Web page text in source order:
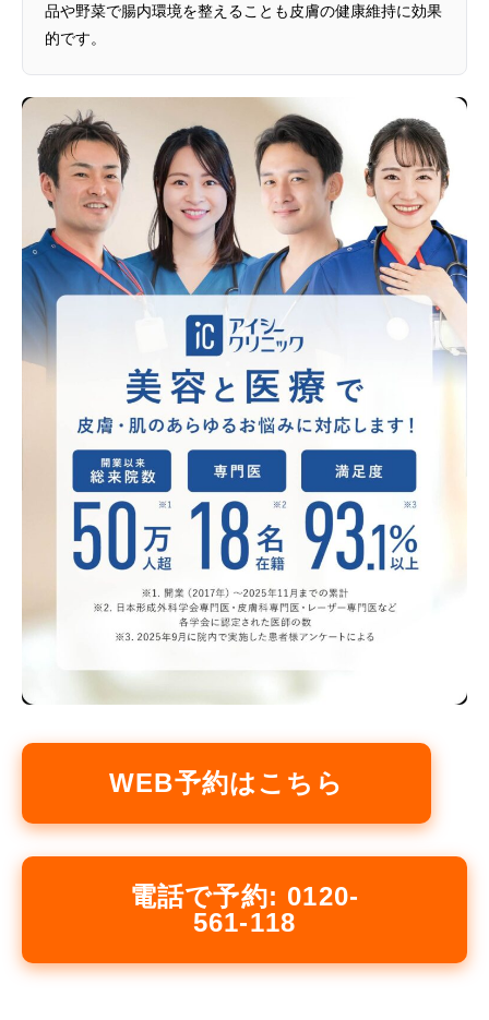
品や野菜で腸内環境を整えることも皮膚の健康維持に効果
的です。
WEB予約はこちら
電話で予約: 0120-
561-118